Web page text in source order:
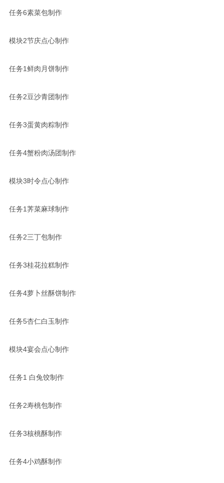
任务6素菜包制作
模块2节庆点心制作
任务1鲜肉月饼制作
任务2豆沙青团制作
任务3蛋黄肉粽制作
任务4蟹粉肉汤团制作
模块3时令点心制作
任务1荠菜麻球制作
任务2三丁包制作
任务3桂花拉糕制作
任务4萝卜丝酥饼制作
任务5杏仁白玉制作
模块4宴会点心制作
任务1 白兔饺制作
任务2寿桃包制作
任务3核桃酥制作
任务4小鸡酥制作